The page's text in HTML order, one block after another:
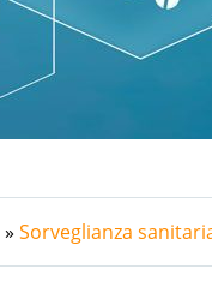
Sorveglianza